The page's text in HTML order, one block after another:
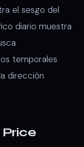
el sesgo del
diario muestra
temporales
dirección